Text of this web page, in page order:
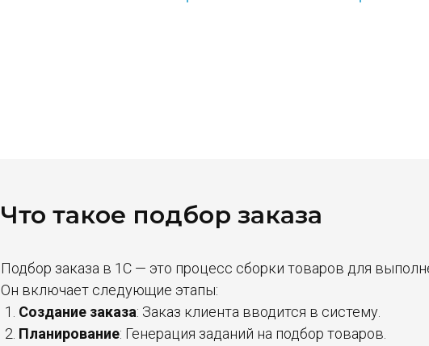
Что такое подбор заказа
Подбор заказа в 1С — это процесс сборки товаров для
Он включает следующие этапы:
Создание заказа: Заказ клиента вводится в систему.
Планирование: Генерация заданий на подбор товаров.